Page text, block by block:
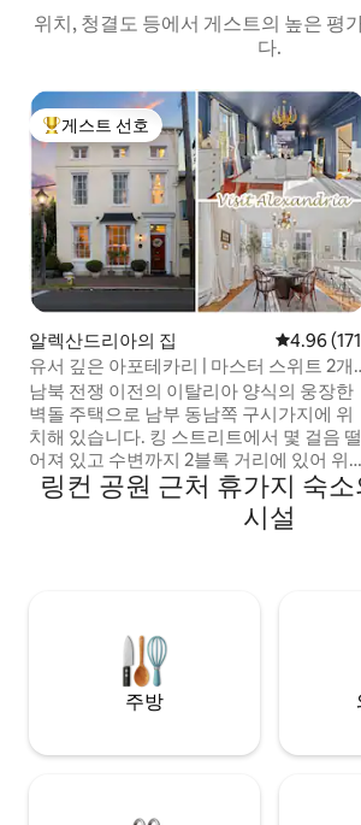
위치, 청결도 등에서 게스트의 높은 평
다.
상위 게스트 선호
게스트 선호
알렉산드리아의 집 평점 4.96
4.96
유서 깊은 아포테카리 | 마스터 스위트 2개 |
올드타운
남북 전쟁 이전의 이탈리아 양식의 웅장한
벽돌 주택으로 남부 동남쪽 구시가지에 위
치해 있습니다. 킹 스트리트에서 몇 걸음 떨
어져 있고 수변까지 2블록 거리에 있어 위치
는 타의 추종을 불허합니다! 1800년대에 지
어진 이 3층 건물은 과거 약국으로 사용되었
습니다. 새로운 리노베이션은 진정한 환대
간 24시간 셀프 체크인 세탁기/건조기 요청
시 무료 주차
링컨 공원 근처 휴가지 숙
시설
주방